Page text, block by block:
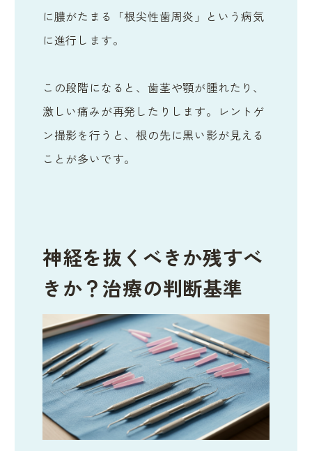
に膿がたまる「根尖性歯周炎」という病気
に進行します。
この段階になると、歯茎や顎が腫れたり、
激しい痛みが再発したりします。レントゲ
ン撮影を行うと、根の先に黒い影が見える
ことが多いです。
神経を抜くべきか残すべ
きか？治療の判断基準